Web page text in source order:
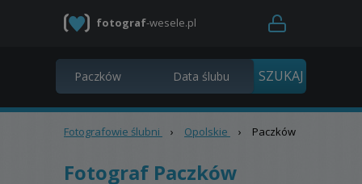
fotograf-wesele.pl
Fotografowie ślubni › Opolskie › Paczków
Fotograf Paczków